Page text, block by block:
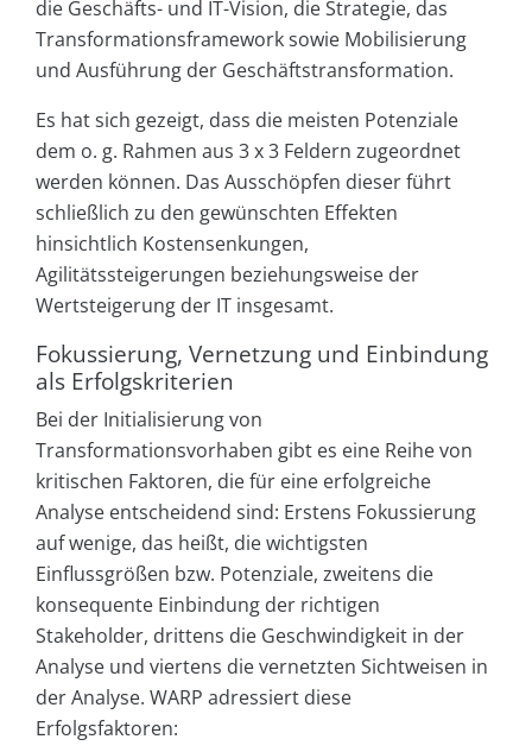
die Geschäfts- und IT-Vision, die Strategie, das
Transformationsframework sowie Mobilisierung
und Ausführung der Geschäftstransformation.
Es hat sich gezeigt, dass die meisten Potenziale
dem o. g. Rahmen aus 3 x 3 Feldern zugeordnet
werden können. Das Ausschöpfen dieser führt
schließlich zu den gewünschten Effekten
hinsichtlich Kostensenkungen,
Agilitätssteigerungen beziehungsweise der
Wertsteigerung der IT insgesamt.
Fokussierung, Vernetzung und Einbindung
als Erfolgskriterien
Bei der Initialisierung von
Transformationsvorhaben gibt es eine Reihe von
kritischen Faktoren, die für eine erfolgreiche
Analyse entscheidend sind: Erstens Fokussierung
auf wenige, das heißt, die wichtigsten
Einflussgrößen bzw. Potenziale, zweitens die
konsequente Einbindung der richtigen
Stakeholder, drittens die Geschwindigkeit in der
Analyse und viertens die vernetzten Sichtweisen in
der Analyse. WARP adressiert diese
Erfolgsfaktoren: